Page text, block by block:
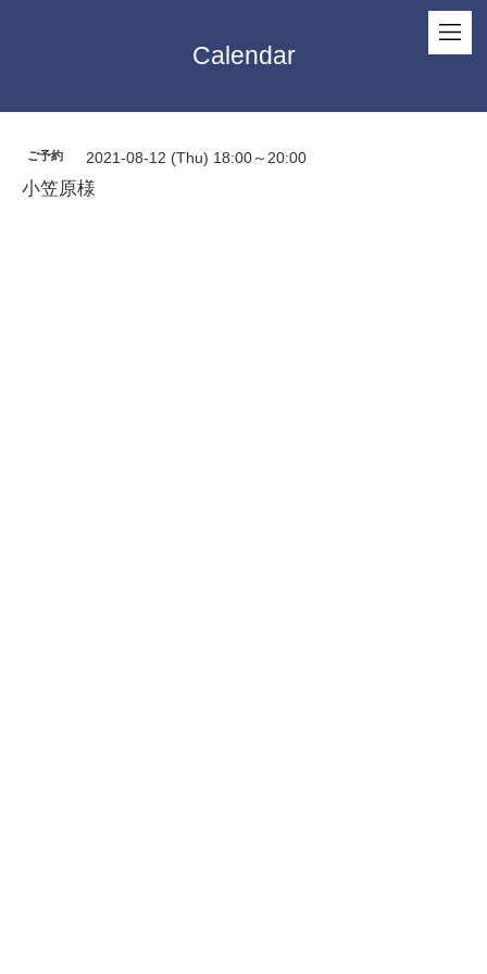
Calendar
ご予約 2021-08-12 (Thu) 18:00～20:00
小笠原様